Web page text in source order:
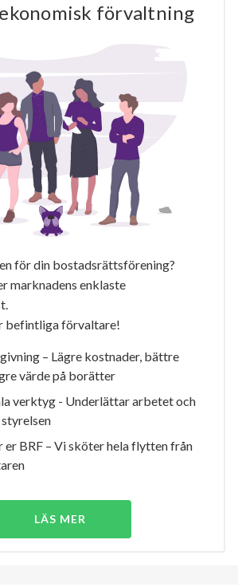
förvaltning
för din bostadsrättsförening?
marknadens enklaste
befintliga förvaltare!
– Lägre kostnader, bättre
värde på borätter
verktyg - Underlättar arbetet och
BRF – Vi sköter hela flytten från
LÄS MER